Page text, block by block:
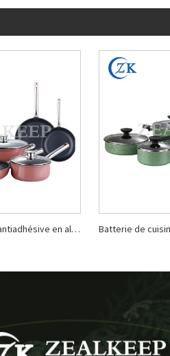
Batterie de cuisine antiadhésive en aluminium à bord roulé avec couvercle en verre